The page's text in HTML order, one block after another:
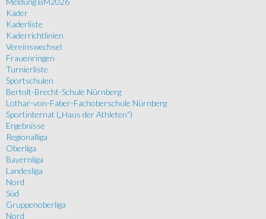
Kader
Kaderliste
Kaderrichtlinien
Vereinswechsel
Frauenringen
Turnierliste
Sportschulen
Bertolt-Brecht-Schule Nürnberg
Lothar-von-Faber-Fachoberschule Nürnberg
Sportinternat („Haus der Athleten“)
Ergebnisse
Regionalliga
Oberliga
Bayernliga
Landesliga
Nord
Süd
Gruppenoberliga
Nord